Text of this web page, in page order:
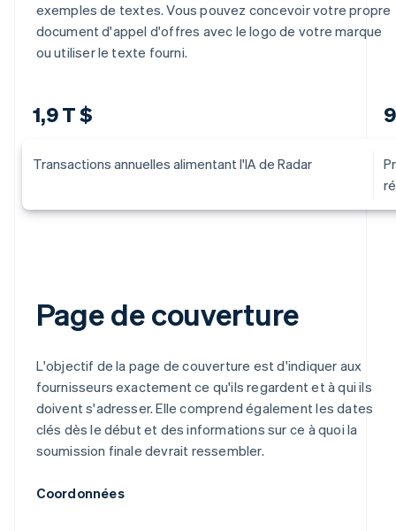
Section F : Mise en œuvre et assistance
F.1 Approche d’implémentation
F.3 Formation et documentation
F.6 Attestation du fournisseur
exemples de textes. Vous pouvez concevoir votre propre
document d'appel d'offres avec le logo de votre marque
ou utiliser le texte fourni.
1,9 T $
Transactions annuelles alimentant l'IA de Radar
Page de couverture
L'objectif de la page de couverture est d'indiquer aux
fournisseurs exactement ce qu'ils regardent et à qui ils
doivent s'adresser. Elle comprend également les dates
clés dès le début et des informations sur ce à quoi la
soumission finale devrait ressembler.
Coordonnées